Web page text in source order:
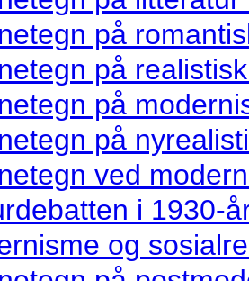
på
på
på
på
ved
i 1930-
og